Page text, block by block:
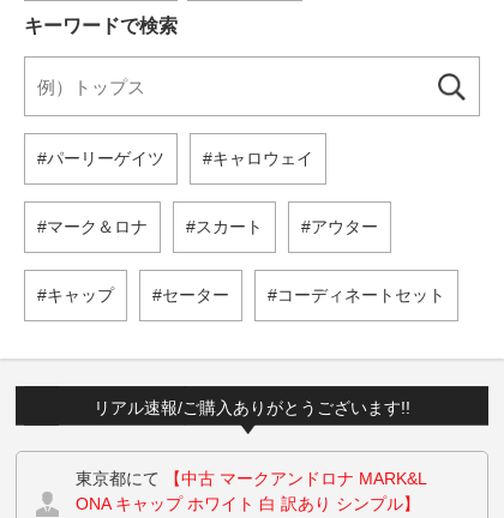
キーワードで検索
パーリーゲイツ キャロウェイ
マーク＆ロナ スカート アウター
キャップ セーター コーディネートセット
リアル速報/ご購入ありがとうございます!!
東京都にて
【中古 マークアンドロナ MARK&L
ONA キャップ ホワイト 白 訳あり シンプル】